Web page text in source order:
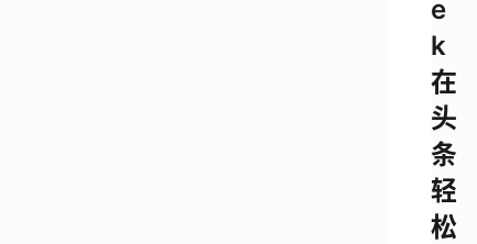
e
k
在
头
条
轻
松